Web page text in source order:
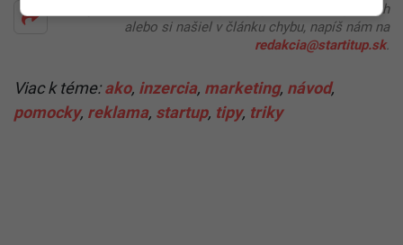
Ďakujeme, že čítaš Startitup. V prípade, že máš postreh
alebo si našiel v článku chybu, napíš nám na
redakcia@startitup.sk.
Viac k téme:ako, inzercia, marketing, návod,
pomocky, reklama, startup, tipy, triky